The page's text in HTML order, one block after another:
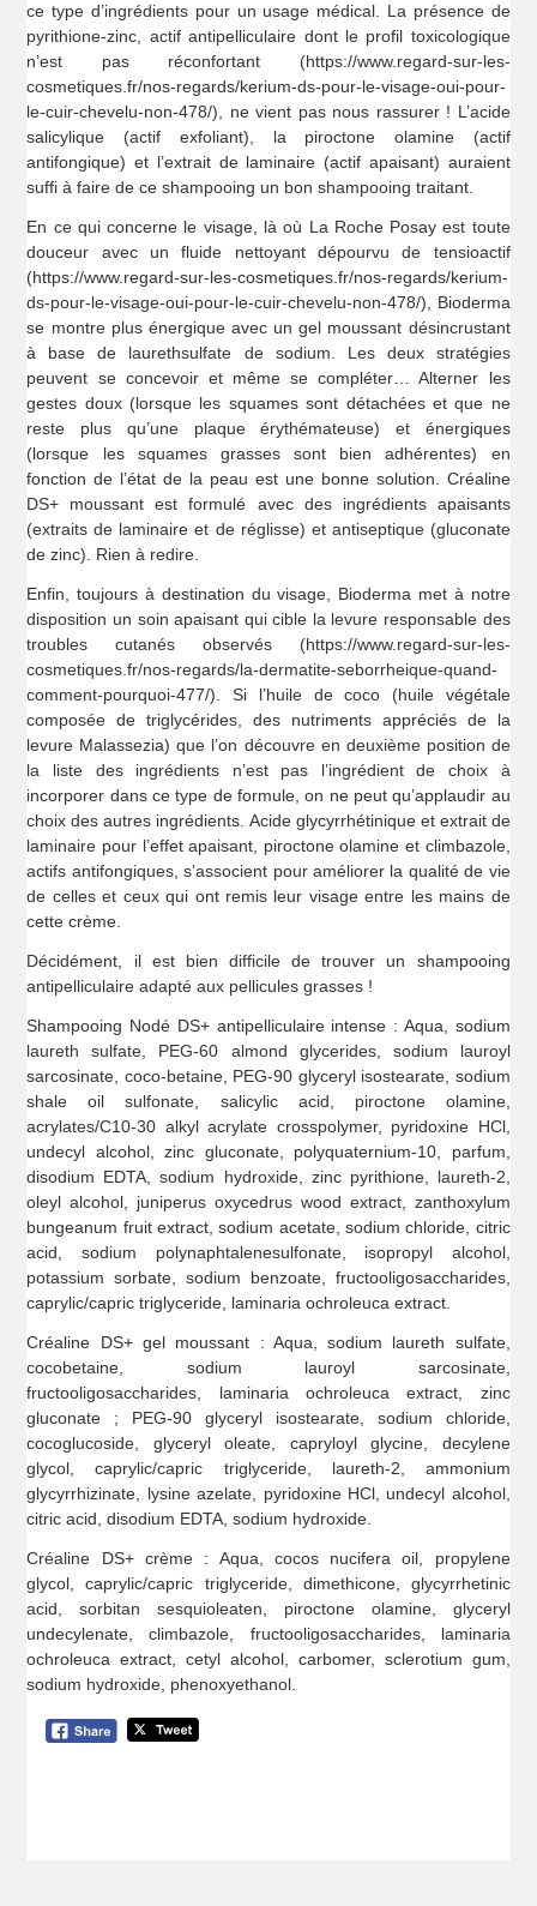
ce type d’ingrédients pour un usage médical. La présence de
pyrithione-zinc, actif antipelliculaire dont le profil toxicologique
n’est pas réconfortant (https://www.regard-sur-les-
cosmetiques.fr/nos-regards/kerium-ds-pour-le-visage-oui-pour-
le-cuir-chevelu-non-478/), ne vient pas nous rassurer ! L’acide
salicylique (actif exfoliant), la piroctone olamine (actif
antifongique) et l’extrait de laminaire (actif apaisant) auraient
suffi à faire de ce shampooing un bon shampooing traitant.
En ce qui concerne le visage, là où La Roche Posay est toute
douceur avec un fluide nettoyant dépourvu de tensioactif
(https://www.regard-sur-les-cosmetiques.fr/nos-regards/kerium-
ds-pour-le-visage-oui-pour-le-cuir-chevelu-non-478/), Bioderma
se montre plus énergique avec un gel moussant désincrustant
à base de laurethsulfate de sodium. Les deux stratégies
peuvent se concevoir et même se compléter… Alterner les
gestes doux (lorsque les squames sont détachées et que ne
reste plus qu’une plaque érythémateuse) et énergiques
(lorsque les squames grasses sont bien adhérentes) en
fonction de l’état de la peau est une bonne solution. Créaline
DS+ moussant est formulé avec des ingrédients apaisants
(extraits de laminaire et de réglisse) et antiseptique (gluconate
de zinc). Rien à redire.
Enfin, toujours à destination du visage, Bioderma met à notre
disposition un soin apaisant qui cible la levure responsable des
troubles cutanés observés (https://www.regard-sur-les-
cosmetiques.fr/nos-regards/la-dermatite-seborrheique-quand-
comment-pourquoi-477/). Si l’huile de coco (huile végétale
composée de triglycérides, des nutriments appréciés de la
levure Malassezia) que l’on découvre en deuxième position de
la liste des ingrédients n’est pas l’ingrédient de choix à
incorporer dans ce type de formule, on ne peut qu’applaudir au
choix des autres ingrédients. Acide glycyrrhétinique et extrait de
laminaire pour l’effet apaisant, piroctone olamine et climbazole,
actifs antifongiques, s’associent pour améliorer la qualité de vie
de celles et ceux qui ont remis leur visage entre les mains de
cette crème.
Décidément, il est bien difficile de trouver un shampooing
antipelliculaire adapté aux pellicules grasses !
Shampooing Nodé DS+ antipelliculaire intense : Aqua, sodium
laureth sulfate, PEG-60 almond glycerides, sodium lauroyl
sarcosinate, coco-betaine, PEG-90 glyceryl isostearate, sodium
shale oil sulfonate, salicylic acid, piroctone olamine,
acrylates/C10-30 alkyl acrylate crosspolymer, pyridoxine HCl,
undecyl alcohol, zinc gluconate, polyquaternium-10, parfum,
disodium EDTA, sodium hydroxide, zinc pyrithione, laureth-2,
oleyl alcohol, juniperus oxycedrus wood extract, zanthoxylum
bungeanum fruit extract, sodium acetate, sodium chloride, citric
acid, sodium polynaphtalenesulfonate, isopropyl alcohol,
potassium sorbate, sodium benzoate, fructooligosaccharides,
caprylic/capric triglyceride, laminaria ochroleuca extract.
Créaline DS+ gel moussant : Aqua, sodium laureth sulfate,
cocobetaine, sodium lauroyl sarcosinate,
fructooligosaccharides, laminaria ochroleuca extract, zinc
gluconate ; PEG-90 glyceryl isostearate, sodium chloride,
cocoglucoside, glyceryl oleate, capryloyl glycine, decylene
glycol, caprylic/capric triglyceride, laureth-2, ammonium
glycyrrhizinate, lysine azelate, pyridoxine HCl, undecyl alcohol,
citric acid, disodium EDTA, sodium hydroxide.
Créaline DS+ crème : Aqua, cocos nucifera oil, propylene
glycol, caprylic/capric triglyceride, dimethicone, glycyrrhetinic
acid, sorbitan sesquioleaten, piroctone olamine, glyceryl
undecylenate, climbazole, fructooligosaccharides, laminaria
ochroleuca extract, cetyl alcohol, carbomer, sclerotium gum,
sodium hydroxide, phenoxyethanol.